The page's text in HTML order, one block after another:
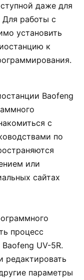
даже для
Для работы с
установить
к
Baofeng
с
по
или
сайтах
процесс
UV-5R.
редактировать
параметры